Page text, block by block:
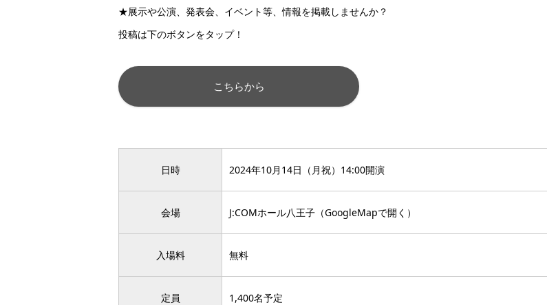
★展示や公演、発表会、イベント等、情報を掲載しませんか？
投稿は下のボタンをタップ！
こちらから
日時 2024年10月14日（月祝）14:00開演
会場 J:COMホール八王子（GoogleMapで開く ）
入場料 無料
定員 1,400名予定